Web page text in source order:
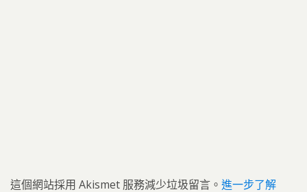
這個網站採用 Akismet 服務減少垃圾留言。 進一步了解